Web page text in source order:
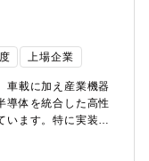
上場企業
車載に加え産業機器
導体を統合した高性
います。特に実装技
ーと相互に議論を行